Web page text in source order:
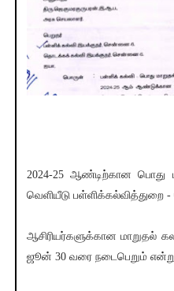
2024-25 ஆண்டிற்கான
வெளியீடு
ஆசிரியர்களுக்கான மாறுதல்
ஜூன் 30 வரை நடைபெறும் என்று